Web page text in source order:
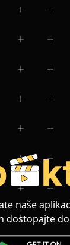
naše
dostopajte